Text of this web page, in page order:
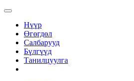
Нүүр
Өгөгдөл
Салбарууд
Бүлгүүд
Танилцуулга